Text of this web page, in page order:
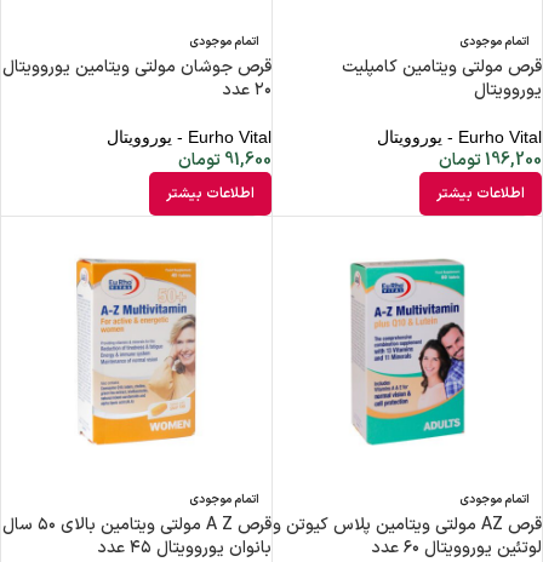
اتمام موجودی
قرص مولتی ویتامین کامپلیت
یوروویتال
Eurho Vital - یوروویتال
196,200تومان
اطلاعات بیشتر
اتمام موجودی
قرص جوشان مولتی ویتامین یوروویتال
۲۰ عدد
Eurho Vital - یوروویتال
91,600 تومان
اطلاعات بیشتر
اتمام موجودی
قرص AZ مولتی ویتامین پلاس کیوتن و
لوتئین یوروویتال ۶۰ عدد
اتمام موجودی
قرص A Z مولتی ویتامین بالای ۵۰ سال
بانوان یوروویتال ۴۵ عدد